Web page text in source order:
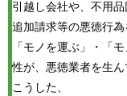
引越し会社や、不用
追加請求等の悪徳行為
「モノを運ぶ」・「
性が、悪徳業者を生ん
こうした、